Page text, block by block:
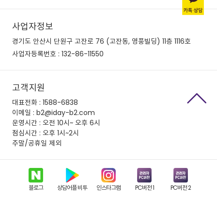
사업자정보
경기도 안산시 단원구 고잔로 76 (고잔동, 영풍빌딩) 11층 1116호
사업자등록번호 : 132-86-11550
고객지원
대표전화 : 1588-6838
이메일 : b2@iday-b2.com
운영시간 : 오전 10시~ 오후 6시
점심시간 : 오후 1시~2시
주말/공휴일 제외
블로그 상담어플 비투 인스타그램 PC버전 1 PC버전 2